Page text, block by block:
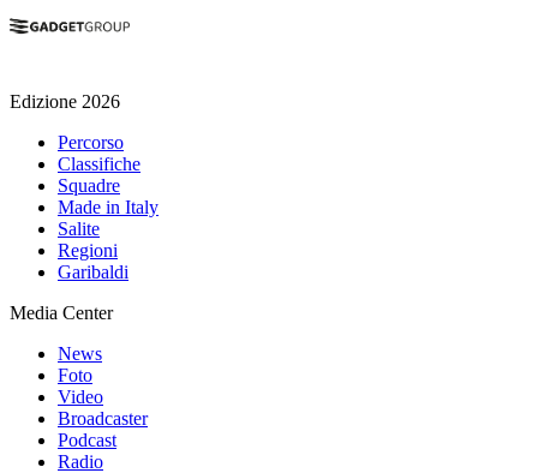
Edizione 2026
Percorso
Classifiche
Squadre
Made in Italy
Salite
Regioni
Garibaldi
Media Center
News
Foto
Video
Broadcaster
Podcast
Radio